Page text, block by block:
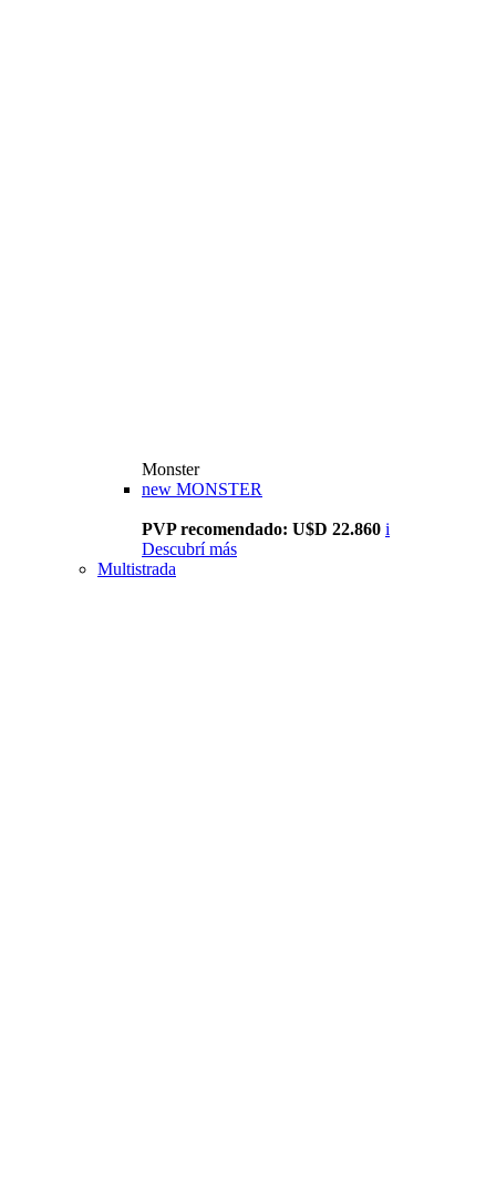
Monster
new MONSTER
PVP recomendado: U$D 22.860 i
Descubrí más
Multistrada